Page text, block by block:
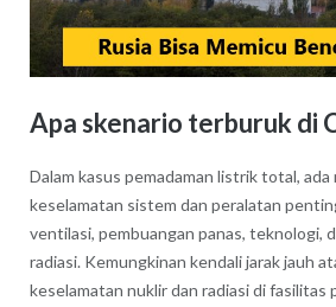
Apa skenario terburuk di
Dalam kasus pemadaman listrik total,
keselamatan sistem dan peralatan
ventilasi, pembuangan panas, teknologi,
radiasi. Kemungkinan kendali jarak jauh
keselamatan nuklir dan radiasi di fasilitas